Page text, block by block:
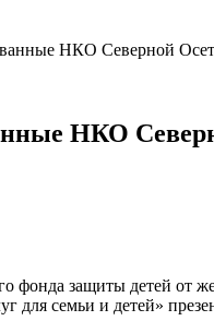
НКО Северной
НКО
фонда защиты детей от
для семьи и детей»